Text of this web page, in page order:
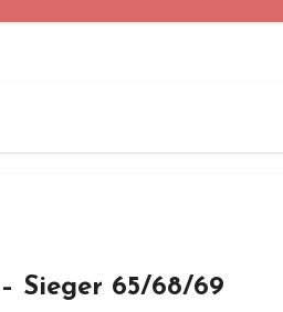
Sieger 65/68/69